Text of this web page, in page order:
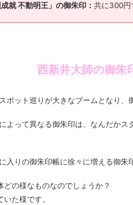
就 不動明王」の御朱印： 共に300円
西新井大師の御朱
ポット巡りが大きなブームとなり、
よって異なる御朱印は、なんだか
入りの御朱印帳に徐々に増える御朱
の様なものなのでしょうか？
た様です。